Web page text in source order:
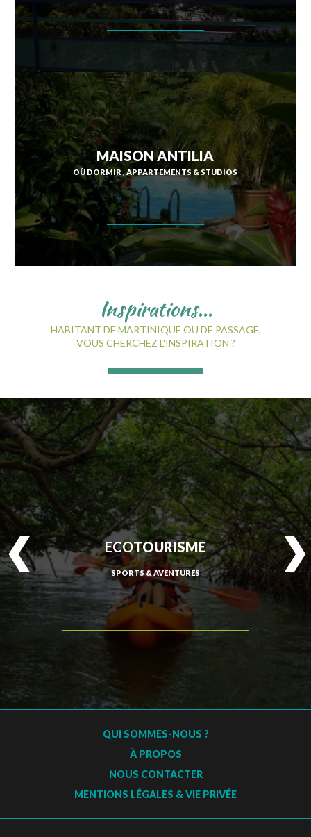
MAISON ANTILIA
OÙ DORMIR APPARTEMENTS & STUDIOS
Inspirations...
HABITANT DE MARTINIQUE OU DE PASSAGE,
VOUS CHERCHEZ L'INSPIRATION ?
ECOTOURISME
SPORTS & AVENTURES
QUI SOMMES-NOUS ?
À PROPOS
NOUS CONTACTER
MENTIONS LÉGALES & VIE PRIVÉE